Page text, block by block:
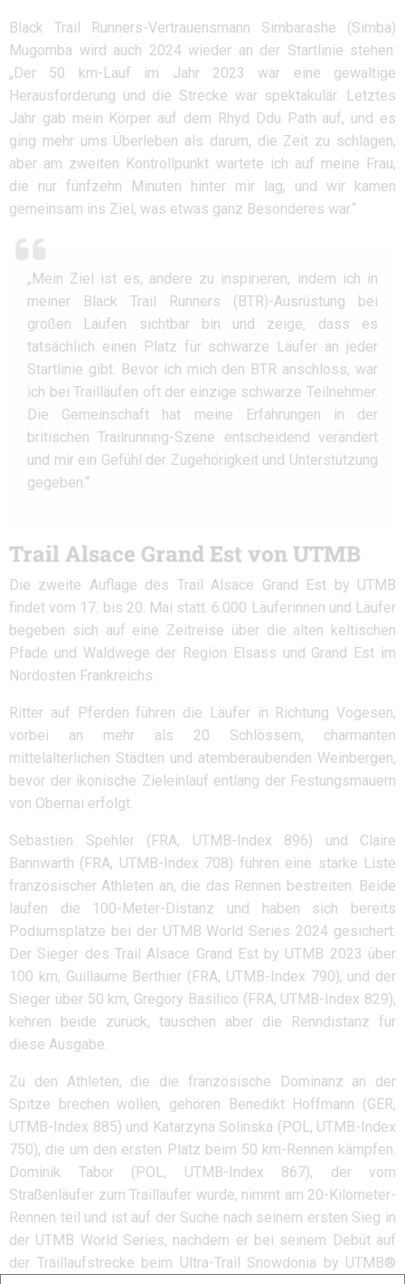
Black Trail Runners-Vertrauensmann Simbarashe (Simba)
Mugomba wird auch 2024 wieder an der Startlinie stehen:
„Der 50 km-Lauf im Jahr 2023 war eine gewaltige
Herausforderung und die Strecke war spektakulär. Letztes
Jahr gab mein Körper auf dem Rhyd Ddu Path auf, und es
ging mehr ums Überleben als darum, die Zeit zu schlagen,
aber am zweiten Kontrollpunkt wartete ich auf meine Frau,
die nur fünfzehn Minuten hinter mir lag, und wir kamen
gemeinsam ins Ziel, was etwas ganz Besonderes war.“
„Mein Ziel ist es, andere zu inspirieren, indem ich in
meiner Black Trail Runners (BTR)-Ausrüstung bei
großen Läufen sichtbar bin und zeige, dass es
tatsächlich einen Platz für schwarze Läufer an jeder
Startlinie gibt. Bevor ich mich den BTR anschloss, war
ich bei Trailläufen oft der einzige schwarze Teilnehmer.
Die Gemeinschaft hat meine Erfahrungen in der
britischen Trailrunning-Szene entscheidend verändert
und mir ein Gefühl der Zugehörigkeit und Unterstützung
gegeben.“
Trail Alsace Grand Est von UTMB
Die zweite Auflage des Trail Alsace Grand Est by UTMB
findet vom 17. bis 20. Mai statt. 6.000 Läuferinnen und Läufer
begeben sich auf eine Zeitreise über die alten keltischen
Pfade und Waldwege der Region Elsass und Grand Est im
Nordosten Frankreichs.
Ritter auf Pferden führen die Läufer in Richtung Vogesen,
vorbei an mehr als 20 Schlössern, charmanten
mittelalterlichen Städten und atemberaubenden Weinbergen,
bevor der ikonische Zieleinlauf entlang der Festungsmauern
von Obernai erfolgt.
Sebastien Spehler (FRA, UTMB-Index 896) und Claire
Bannwarth (FRA, UTMB-Index 708) führen eine starke Liste
französischer Athleten an, die das Rennen bestreiten. Beide
laufen die 100-Meter-Distanz und haben sich bereits
Podiumsplätze bei der UTMB World Series 2024 gesichert.
Der Sieger des Trail Alsace Grand Est by UTMB 2023 über
100 km, Guillaume Berthier (FRA, UTMB-Index 790), und der
Sieger über 50 km, Gregory Basilico (FRA, UTMB-Index 829),
kehren beide zurück, tauschen aber die Renndistanz für
diese Ausgabe.
Zu den Athleten, die die französische Dominanz an der
Spitze brechen wollen, gehören Benedikt Hoffmann (GER,
UTMB-Index 885) und Katarzyna Solinska (POL, UTMB-Index
750), die um den ersten Platz beim 50 km-Rennen kämpfen.
Dominik Tabor (POL, UTMB-Index 867), der vom
Straßenläufer zum Trailläufer wurde, nimmt am 20-Kilometer-
Rennen teil und ist auf der Suche nach seinem ersten Sieg in
der UTMB World Series, nachdem er bei seinem Debüt auf
der Traillaufstrecke beim Ultra-Trail Snowdonia by UTMB®